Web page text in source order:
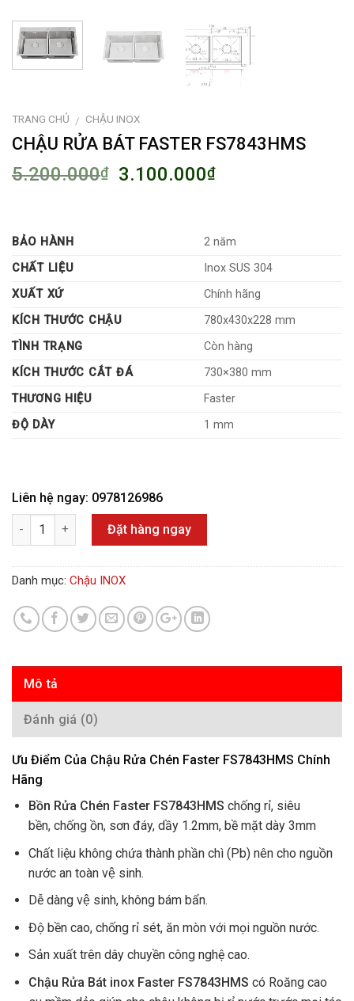
TRANG CHỦ / CHẬU INOX
CHẬU RỬA BÁT FASTER FS7843HMS
5.200.000₫ 3.100.000₫
BẢO HÀNH
2 năm
CHẤT LIỆU
Inox SUS 304
XUẤT XỨ
Chính hãng
KÍCH THƯỚC CHẬU
780x430x228 mm
TÌNH TRẠNG
Còn hàng
KÍCH THƯỚC CẮT ĐÁ
730×380 mm
THƯƠNG HIỆU
Faster
ĐỘ DÀY
1 mm
Liên hệ ngay: 0978126986
Số lượng Đặt hàng ngay
Danh mục: Chậu INOX
Mô tả
Đánh giá (0)
Ưu Điểm Của Chậu Rửa Chén Faster FS7843HMS Chính
Hãng
Bồn Rửa Chén Faster FS7843HMS chống rỉ, siêu
bền, chống ồn, sơn đáy, dầy 1.2mm, bề mặt dày 3mm
Chất liệu không chứa thành phần chì (Pb) nên cho nguồn
nước an toàn vệ sinh.
Dễ dàng vệ sinh, không bám bẩn.
Độ bền cao, chống rỉ sét, ăn mòn với mọi nguồn nước.
Sản xuất trên dây chuyền công nghệ cao.
Chậu Rửa Bát inox Faster FS7843HMS có Roăng cao